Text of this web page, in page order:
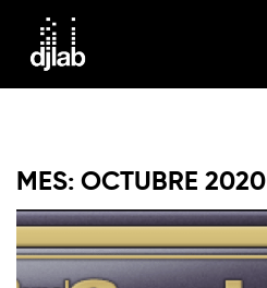
MES: OCTUBRE 2020